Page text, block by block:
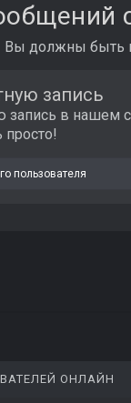
Вы должны быть
запись
запись в нашем
просто!
пользователя
ОНЛАЙН